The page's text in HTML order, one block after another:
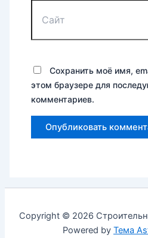
Сохранить моё имя,
этом браузере для
комментариев.
Copyright © 2026
Powered by Тема